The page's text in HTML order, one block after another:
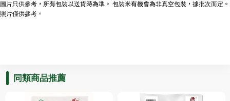
圖片只供參考，所有包裝以送貨時為準。 包裝米有機會為非真空包裝，據批次而定。
照片僅供參考。
同類商品推薦